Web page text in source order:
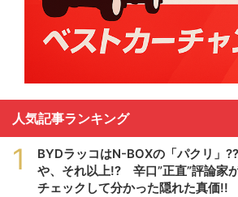
人気記事ランキング
1
BYDラッコはN-BOXの「パクリ」
や、それ以上!? 辛口”正直”評論家
チェックして分かった隠れた真価!!